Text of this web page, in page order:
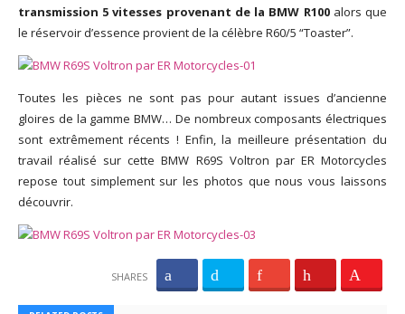
transmission 5 vitesses provenant de la BMW R100alors que
le réservoir d’essence provient de la célèbre R60/5 “Toaster”.
Toutes les pièces ne sont pas pour autant issues d’ancienne
gloires de la gamme BMW… De nombreux composants électriques
sont extrêmement récents ! Enfin, la meilleure présentation du
travail réalisé sur cette BMW R69S Voltron par ER Motorcycles
repose tout simplement sur les photos que nous vous laissons
découvrir.
SHARES